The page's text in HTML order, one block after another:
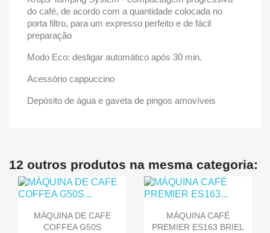
do café, de acordo com a quantidade colocada no
porta filtro, para um expresso perfeito e de fácil
preparação
Modo Eco: desligar automático após 30 min.
Acessório cappuccino
Depósito de água e gaveta de pingos amovíveis
12 outros produtos na mesma categoria:
MÁQUINA DE CAFE
COFFEA G50S
MÁQUINA CAFÉ
PREMIER ES163 BRIEL